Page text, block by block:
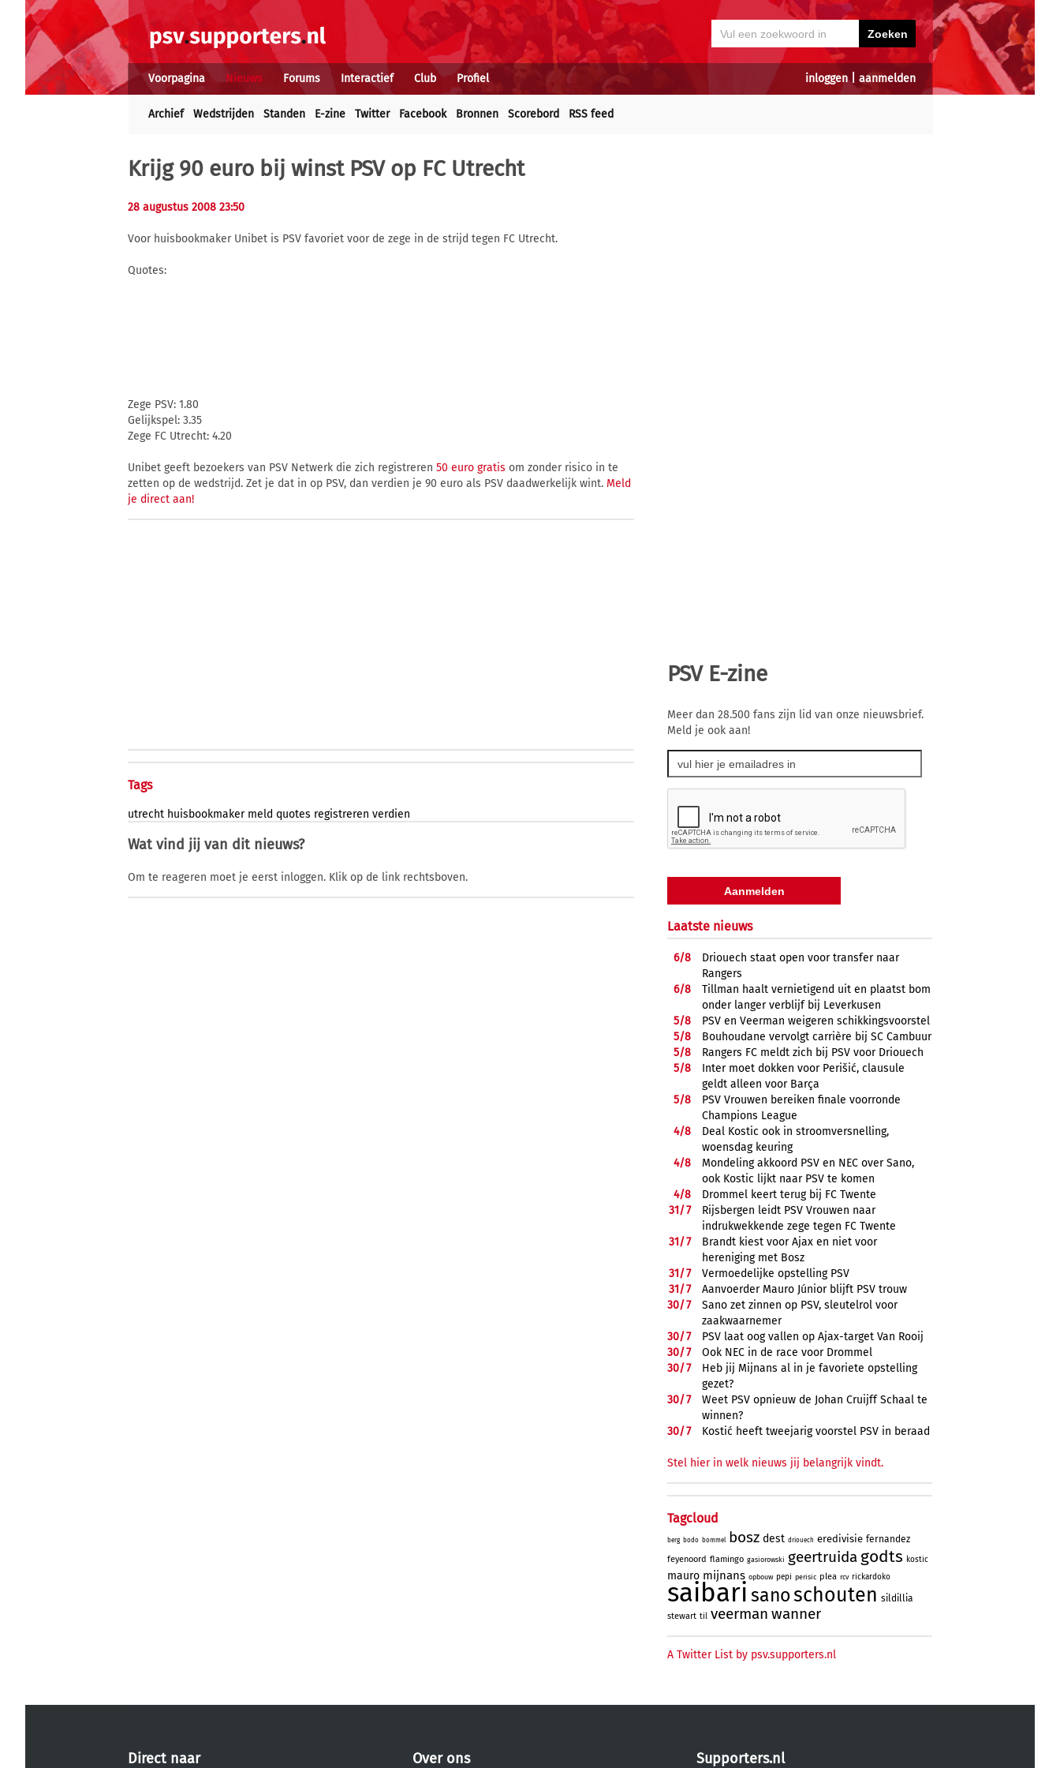
inloggen| aanmelden
Voorpagina Nieuws Forums Interactief Club Profiel
Archief Wedstrijden Standen E-zine Twitter Facebook Bronnen Scorebord RSS feed
Krijg 90 euro bij winst PSV op FC Utrecht
28 augustus 2008 23:50
Voor huisbookmaker Unibet is PSV favoriet voor de zege in de strijd tegen FC Utrecht.
Quotes:
Zege PSV: 1.80
Gelijkspel: 3.35
Zege FC Utrecht: 4.20
Unibet geeft bezoekers van PSV Netwerk die zich registreren 50 euro gratis om zonder risico in te
zetten op de wedstrijd. Zet je dat in op PSV, dan verdien je 90 euro als PSV daadwerkelijk wint. Meld
je direct aan!
Tags
utrecht huisbookmaker meld quotes registreren verdien
Wat vind jij van dit nieuws?
Om te reageren moet je eerst inloggen. Klik op de link rechtsboven.
PSV E-zine
Meer dan 28.500 fans zijn lid van onze nieuwsbrief.
Meld je ook aan!
Laatste nieuws
6/8
Driouech staat open voor transfer naar
Rangers
6/8
Tillman haalt vernietigend uit en plaatst bom
onder langer verblijf bij Leverkusen
5/8
PSV en Veerman weigeren schikkingsvoorstel
5/8
Bouhoudane vervolgt carrière bij SC Cambuur
5/8
Rangers FC meldt zich bij PSV voor Driouech
5/8
Inter moet dokken voor Perišić, clausule
geldt alleen voor Barça
5/8
PSV Vrouwen bereiken finale voorronde
Champions League
4/8
Deal Kostic ook in stroomversnelling,
woensdag keuring
4/8
Mondeling akkoord PSV en NEC over Sano,
ook Kostic lijkt naar PSV te komen
4/8
Drommel keert terug bij FC Twente
31/7
Rijsbergen leidt PSV Vrouwen naar
indrukwekkende zege tegen FC Twente
31/7
Brandt kiest voor Ajax en niet voor
hereniging met Bosz
31/7
Vermoedelijke opstelling PSV
31/7
Aanvoerder Mauro Júnior blijft PSV trouw
30/7
Sano zet zinnen op PSV, sleutelrol voor
zaakwaarnemer
30/7
PSV laat oog vallen op Ajax-target Van Rooij
30/7
Ook NEC in de race voor Drommel
30/7
Heb jij Mijnans al in je favoriete opstelling
gezet?
30/7
Weet PSV opnieuw de Johan Cruijff Schaal te
winnen?
30/7 Kostić heeft tweejarig voorstel PSV in beraad
Stel hier in welk nieuws jij belangrijk vindt.
Tagcloud
berg bodo bommel bosz dest driouech eredivisie fernandez
feyenoord flamingo gasiorowski geertruida godts kostic
mauro mijnans opbouw pepi perisic plea rcv rickardoko
saibari sanoschouten sildillia
stewart til veerman wanner
A Twitter List by psv.supporters.nl
Direct naar Over ons Supporters.nl